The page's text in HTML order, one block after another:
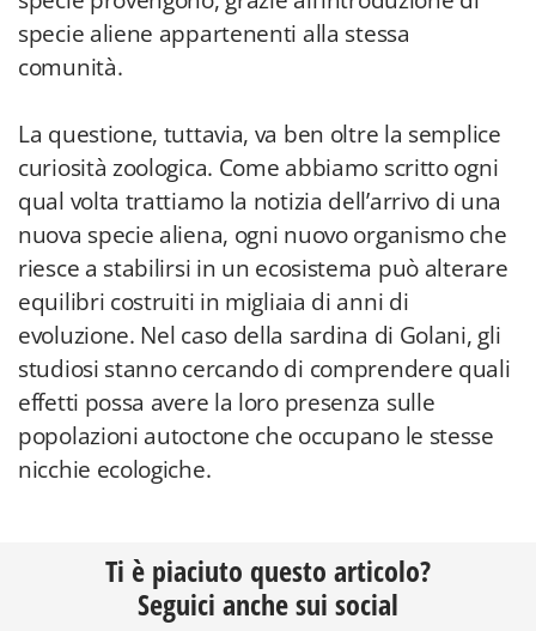
specie aliene appartenenti alla stessa
comunità.
La questione, tuttavia, va ben oltre la semplice
curiosità zoologica. Come abbiamo scritto ogni
qual volta trattiamo la notizia dell’arrivo di una
nuova specie aliena, ogni nuovo organismo che
riesce a stabilirsi in un ecosistema può alterare
equilibri costruiti in migliaia di anni di
evoluzione. Nel caso della sardina di Golani, gli
studiosi stanno cercando di comprendere quali
effetti possa avere la loro presenza sulle
popolazioni autoctone che occupano le stesse
nicchie ecologiche.
Ti è piaciuto questo articolo?
Seguici anche sui social